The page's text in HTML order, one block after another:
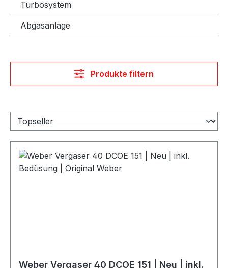
Turbosystem
Abgasanlage
Produkte filtern
Weber Vergaser 40 DCOE 151 | Neu | inkl.